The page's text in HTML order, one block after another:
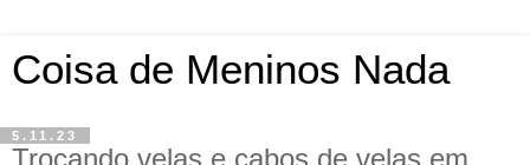
Coisa de Meninos Nada
5.11.23
Trocando velas e cabos de velas em